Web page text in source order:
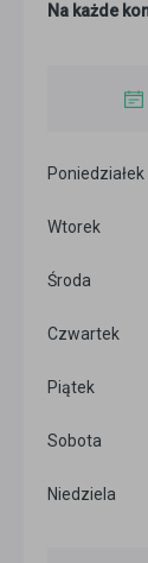
Na każde
Poniedziałek
Wtorek
Środa
Czwartek
Piątek
Sobota
Niedziela